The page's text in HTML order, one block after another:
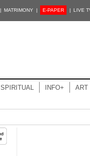
| MATRIMONY | E-PAPER | LIVE
SPIRITUAL INFO+ ART